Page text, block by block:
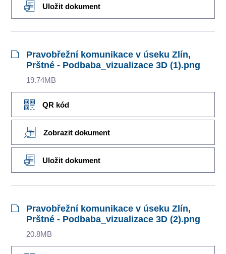
Uložit dokument
Pravobřežní komunikace v úseku Zlín,
Prštné - Podbaba_vizualizace 3D (1).png
19.74MB
QR kód
Zobrazit dokument
Uložit dokument
Pravobřežní komunikace v úseku Zlín,
Prštné - Podbaba_vizualizace 3D (2).png
20.8MB